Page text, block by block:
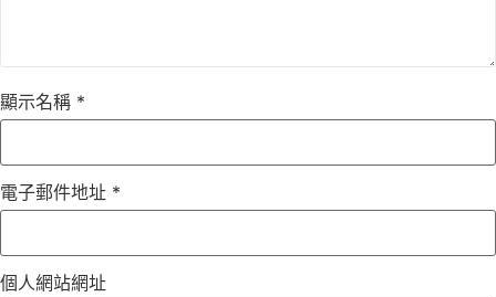
顯示名稱 *
電子郵件地址 *
個人網站網址